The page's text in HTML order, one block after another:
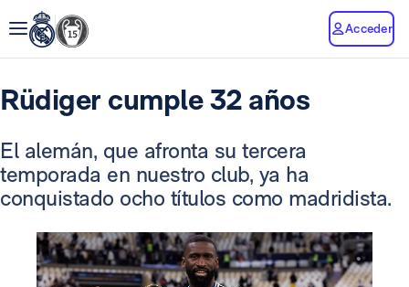
Acceder
Rüdiger cumple 32 años
El alemán, que afronta su tercera
temporada en nuestro club, ya ha
conquistado ocho títulos como madridista.